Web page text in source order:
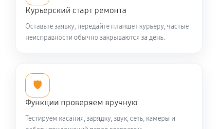
Курьерский старт ремонта
Оставьте заявку, передайте планшет курьеру, частые
неисправности обычно закрываются за день.
🛡️
Функции проверяем вручную
Тестируем касания, зарядку, звук, сеть, камеры и